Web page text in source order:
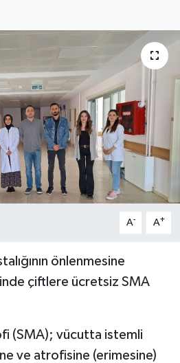
A- A+
önlenmesine
çiftlere ücretsiz SMA
(SMA); vücutta istemli
ve atrofisine (erimesine)